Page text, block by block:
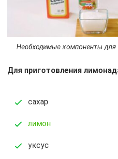
Необходимые компоненты для
Для приготовления
сахар
лимон
уксус